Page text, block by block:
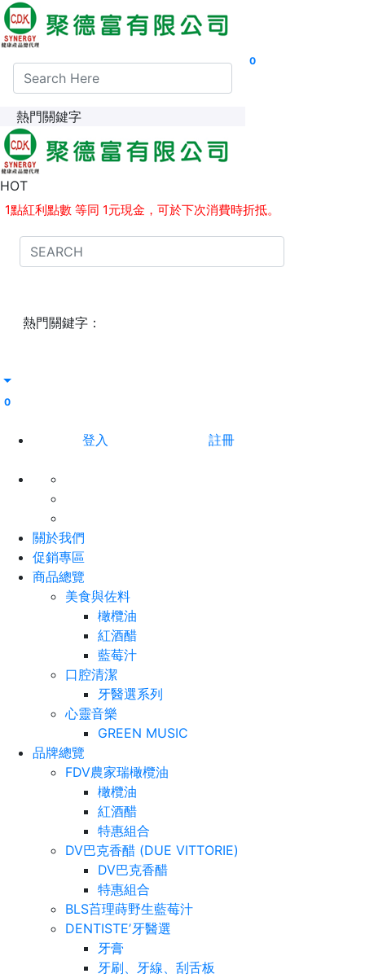
熱門關鍵字
0
HOT
消費30元即贈送1點紅利點數
1點紅利點數 等同 1元現金，可於下次消費時折抵。
熱門關鍵字：
0
登入 註冊
關於我們
促銷專區
商品總覽
美食與佐料
橄欖油
紅酒醋
藍莓汁
口腔清潔
牙醫選系列
心靈音樂
GREEN MUSIC
品牌總覽
FDV農家瑞橄欖油
橄欖油
紅酒醋
特惠組合
DV巴克香醋 (DUE VITTORIE)
DV巴克香醋
特惠組合
BLS苩理蒔野生藍莓汁
DENTISTEʼ牙醫選
牙膏
牙刷、牙線、刮舌板